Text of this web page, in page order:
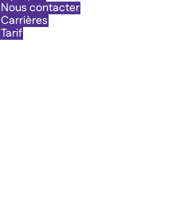
Nous contacter
Carrières
Tarif